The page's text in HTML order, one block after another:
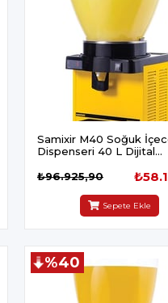
Samixir M40 Soğuk
Dispenseri 40 L Dijital
₺96.925,90
Sepete Ekle
%40